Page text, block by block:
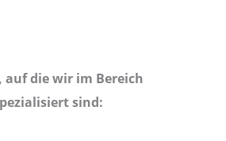
auf die wir im Bereich
sind: